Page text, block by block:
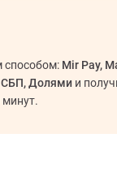
Mir Pay,
СБП, Долями и
минут.